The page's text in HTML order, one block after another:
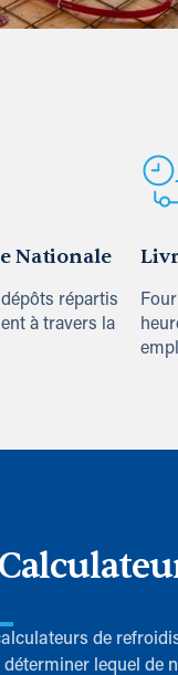
Nationale
répartis
à travers la
de
lequel de